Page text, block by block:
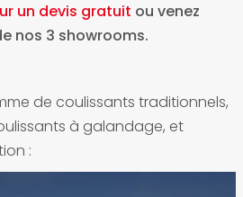
un devis gratuit ou venez
nos 3 showrooms.
de coulissants traditionnels,
à galandage, et
: